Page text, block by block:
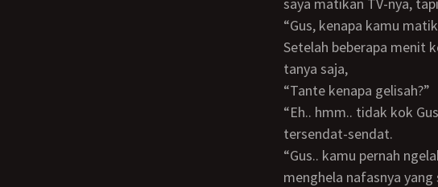
“Gus, kenapa kamu
Setelah beberapa menit kemudian saya lihat Tante D agak gelisah lalu saya pura-pura
tanya saja,
“Tante kenapa gelisah?”
“Eh.. hmm.. tidak kok Gus..” mukanya kelihatan merah dan bicaranya sedikit
tersendat-sendat.
“Gus.. kamu pernah ngelakuin yang kayak di film itu tidak?” tanya Tante D sambil
menghela nafasnya